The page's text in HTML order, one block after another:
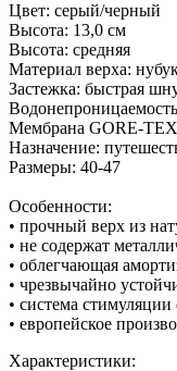
Цвет: серый/черный
Высота: 13,0 см
Высота: средняя
Материал верха:
Застежка: быстрая
Мембрана GORE-
Назначение:
Размеры: 40-47
Особенности:
• прочный верх из
• не содержат
• облегчающая
• чрезвычайно
• система
• европейское
Характеристики: